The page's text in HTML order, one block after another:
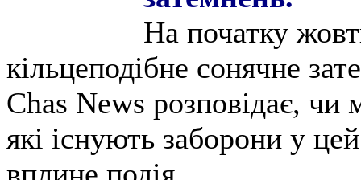
На початку
кільцеподібне сонячне
Chas News розповідає, чи
які існують заборони у